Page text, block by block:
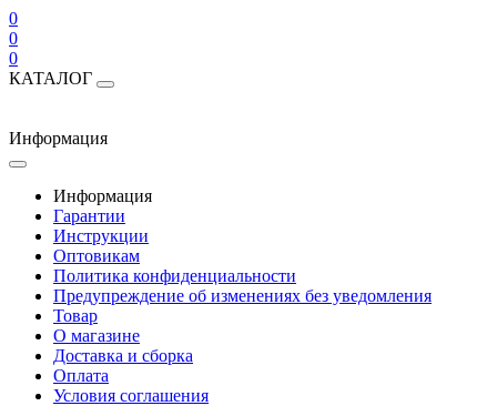
0
0
0
КАТАЛОГ
Информация
Информация
Гарантии
Инструкции
Оптовикам
Политика конфиденциальности
Предупреждение об изменениях без уведомления
Товар
О магазине
Доставка и сборка
Оплата
Условия соглашения